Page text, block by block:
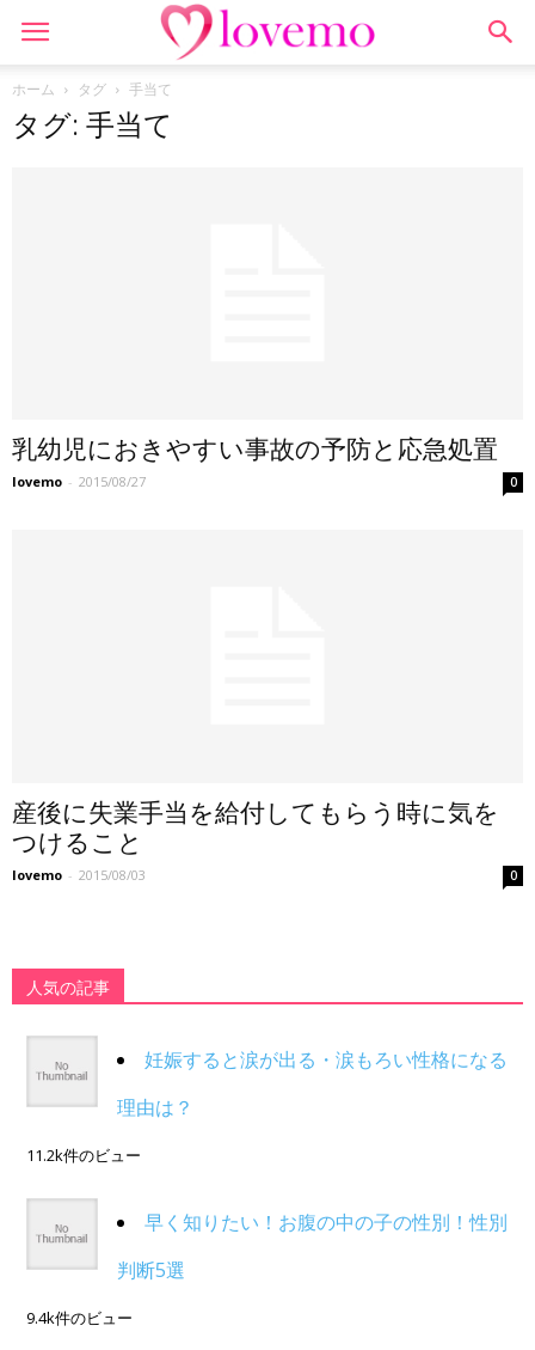
ホーム タグ 手当て
タグ: 手当て
乳幼児におきやすい事故の予防と応急処置
lovemo - 2015/08/27 0
産後に失業手当を給付してもらう時に気を
つけること
lovemo - 2015/08/03 0
人気の記事
妊娠すると涙が出る・涙もろい性格になる
理由は？
11.2k件のビュー
早く知りたい！お腹の中の子の性別！性別
判断5選
9.4k件のビュー